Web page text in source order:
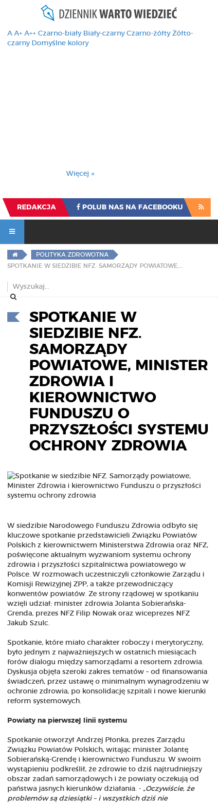
A A+ A++ Czarno-biały Biały-czarny Czarno-żółty Żółto-
czarny Domyślne kolory
Więcej »
REDAKCJA POLUB NAS NA FACEBOOKU
POLITYKA ZDROWOTNA
SPOTKANIE W
SIEDZIBIE NFZ.
SAMORZĄDY
POWIATOWE, MINISTER
ZDROWIA I
KIEROWNICTWO
FUNDUSZU O
PRZYSZŁOŚCI SYSTEMU
OCHRONY ZDROWIA
W siedzibie Narodowego Funduszu Zdrowia odbyło się
kluczowe spotkanie przedstawicieli Związku Powiatów
Polskich z kierownictwem Ministerstwa Zdrowia oraz NFZ,
poświęcone aktualnym wyzwaniom systemu ochrony
zdrowia i przyszłości szpitalnictwa powiatowego w
Polsce. W rozmowach uczestniczyli członkowie Zarządu i
Komisji Rewizyjnej ZPP, a także przewodniczący
konwentów powiatów. Ze strony rządowej w spotkaniu
wzięli udział: minister zdrowia Jolanta Sobierańska-
Grenda, prezes NFZ Filip Nowak oraz wiceprezes NFZ
Jakub Szulc.
Spotkanie, które miało charakter roboczy i merytoryczny,
było jednym z najważniejszych w ostatnich miesiącach
forów dialogu między samorządami a resortem zdrowia.
Dyskusja objęła szeroki zakres tematów – od finansowania
świadczeń, przez ustawę o minimalnym wynagrodzeniu w
ochronie zdrowia, po konsolidację szpitali i nowe kierunki
reform systemowych.
Powiaty na pierwszej linii systemu
Spotkanie otworzył Andrzej Płonka, prezes Zarządu
Związku Powiatów Polskich, witając minister Jolantę
Sobierańską-Grendę i kierownictwo Funduszu. W swoim
wystąpieniu podkreślił, że zdrowie to dziś najtrudniejszy
obszar zadań samorządowych i że powiaty oczekują od
państwa jasnych kierunków działania. - „Oczywiście, że
problemów są dziesiątki – i wszystkich dziś nie